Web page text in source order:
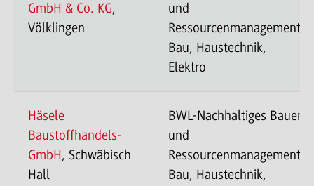
GmbH & Co. KG,
Völklingen
und
Ressourcenmanagement-
Bau, Haustechnik,
Elektro
Häsele
Baustoffhandels-
GmbH, Schwäbisch
Hall
BWL-Nachhaltiges Bauen
und
Ressourcenmanagement-
Bau, Haustechnik,